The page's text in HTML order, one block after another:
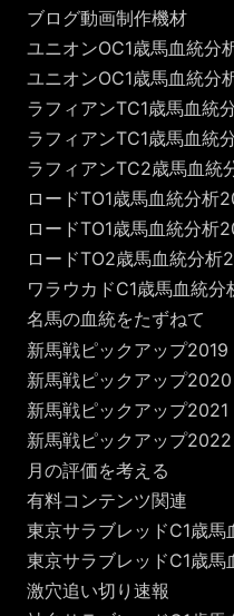
ブログ動画制作機材
ユニオンOC1歳馬血統分
ユニオンOC1歳馬血統分
ラフィアンTC1歳馬血統
ラフィアンTC1歳馬血統
ラフィアンTC2歳馬血統
ロードTO1歳馬血統分析
ロードTO1歳馬血統分析
ロードTO2歳馬血統分析
ワラウカドC1歳馬血統分
名馬の血統をたずねて
新馬戦ピックアップ2019
新馬戦ピックアップ2020
新馬戦ピックアップ2021
新馬戦ピックアップ2022
月の評価を考える
有料コンテンツ関連
東京サラブレッドC1歳馬
東京サラブレッドC1歳馬
激穴追い切り速報